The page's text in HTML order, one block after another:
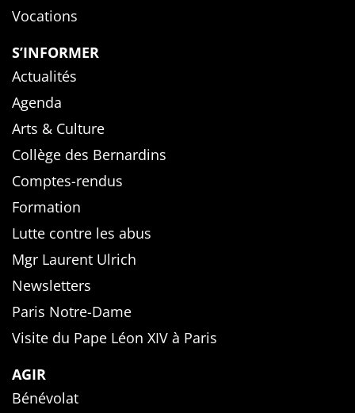
Vocations
S’INFORMER
Actualités
Agenda
Arts & Culture
Collège des Bernardins
Comptes-rendus
Formation
Lutte contre les abus
Mgr Laurent Ulrich
Newsletters
Paris Notre-Dame
Visite du Pape Léon XIV à Paris
AGIR
Bénévolat